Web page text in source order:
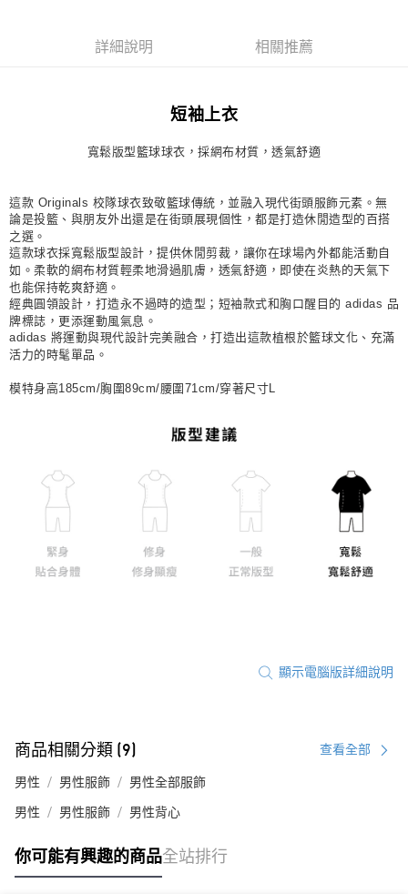
每筆NT$80，滿NT$1,500(含以上)免運費
每筆NT$80，滿NT$1,500(含以上)免運費
每筆NT$80，滿NT$1,500(含以上)免運費
詳細說明 相關推薦
短袖上衣
寬鬆版型籃球球衣，採網布材質，透氣舒適
這款 Originals 校隊球衣致敬籃球傳統，並融入現代街頭服飾元素。無
論是投籃、與朋友外出還是在街頭展現個性，都是打造休閒造型的百搭
之選。
這款球衣採寬鬆版型設計，提供休閒剪裁，讓你在球場內外都能活動自
如。柔軟的網布材質輕柔地滑過肌膚，透氣舒適，即使在炎熱的天氣下
也能保持乾爽舒適。
經典圓領設計，打造永不過時的造型；短袖款式和胸口醒目的 adidas 品
牌標誌，更添運動風氣息。
adidas 將運動與現代設計完美融合，打造出這款植根於籃球文化、充滿
活力的時髦單品。
模特身高185cm/胸圍89cm/腰圍71cm/穿著尺寸L
顯示電腦版詳細說明
商品相關分類 (9) 查看全部
男性 男性服飾 男性全部服飾
男性 男性服飾 男性背心
你可能有興趣的商品全站排行